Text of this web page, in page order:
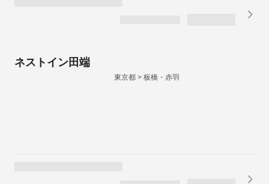
ネストイン田端
東京都 > 板橋・赤羽